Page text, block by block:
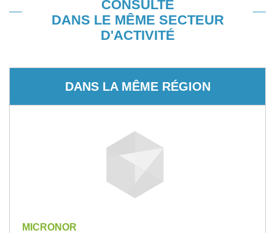
CONSULTÉ
DANS LE MÊME SECTEUR
D'ACTIVITÉ
DANS LA MÊME RÉGION
MICRONOR